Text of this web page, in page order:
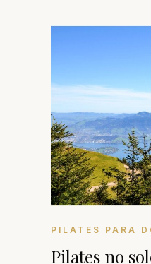
PILATES PARA
Pilates no